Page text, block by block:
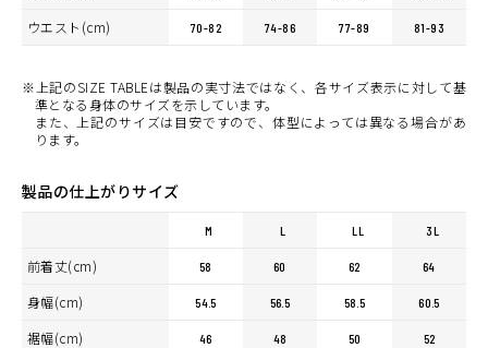
ウエスト(cm) 70-82 74-86 77-89 81-93
※上記のSIZE TABLEは製品の実寸法ではなく、各サイズ表示に対して基
準となる身体のサイズを示しています。
また、上記のサイズは目安ですので、体型によっては異なる場合があ
ります。
製品の仕上がりサイズ
M L LL 3L
前着丈(cm) 58 60 62 64
身幅(cm) 54.5 56.5 58.5 60.5
裾幅(cm) 46 48 50 52